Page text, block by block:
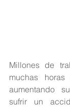
Millones de
muchas
aumentando
sufrir un